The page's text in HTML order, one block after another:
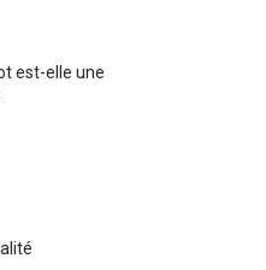
est-elle une